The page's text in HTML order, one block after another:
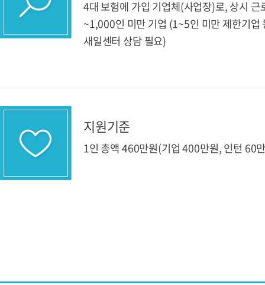
4대 보험에 가입 기업체(사업장)로, 상시 근
~1,000인 미만 기업 (1~5인 미만 제한기업
새일센터 상담 필요)
지원기준
1인 총액 460만원(기업 400만원, 인턴 60